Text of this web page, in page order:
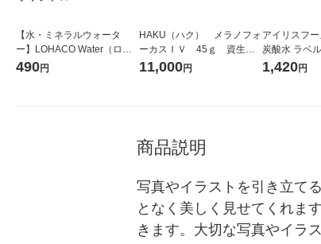
【水・ミネラルウォータ
ー】LOHACO Water（ロハ
コウォーター）2L ラベルレ
490円
HAKU（ハク） メラノフォ
ーカスＩＶ 45ｇ 資生
堂 おまけ付き
11,000円
アイリスフ
炭酸水 ラベ
箱（24本入）
1,420円
商品説明
写真やイラストを引き立て
となく美しく見せてくれま
きます。大切な写真やイラ